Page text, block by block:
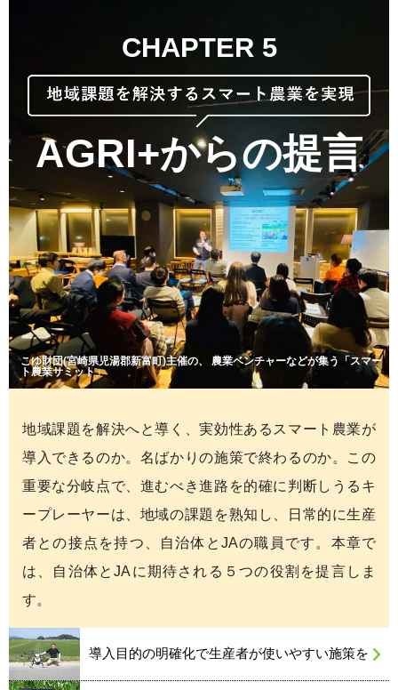
CHAPTER 5
AGRI+からの提言
こゆ財団(宮崎県児湯郡新富町)主催の、
農業ベンチャーなどが集う「スマー
ト農業サミット」
地域課題を解決へと導く、実効性あるスマート農業が
導入できるのか。名ばかりの施策で終わるのか。この
重要な分岐点で、進むべき進路を的確に判断しうるキ
ープレーヤーは、地域の課題を熟知し、日常的に生産
者との接点を持つ、自治体とJAの職員です。本章で
は、自治体とJAに期待される５つの役割を提言しま
す。
導入目的の明確化で生産者が使いやすい施策を